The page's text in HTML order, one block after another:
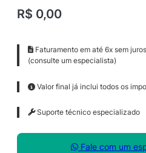
R$ 0,00
Faturamento em até 6x sem
(consulte um especialista)
Valor final já inclui todos os
Suporte técnico especializado
Fale com um